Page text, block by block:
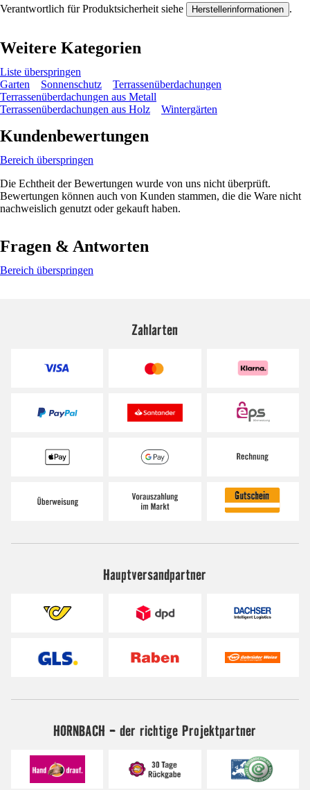
Verantwortlich für Produktsicherheit siehe Herstellerinformationen .
Weitere Kategorien
Liste überspringen
Garten
Sonnenschutz
Terrassenüberdachungen
Terrassenüberdachungen aus Metall
Terrassenüberdachungen aus Holz
Wintergärten
Kundenbewertungen
Bereich überspringen
Die Echtheit der Bewertungen wurde von uns nicht überprüft.
Bewertungen können auch von Kunden stammen, die die Ware nicht
nachweislich genutzt oder gekauft haben.
Fragen & Antworten
Bereich überspringen
Zahlarten
Hauptversandpartner
HORNBACH - der richtige Projektpartner